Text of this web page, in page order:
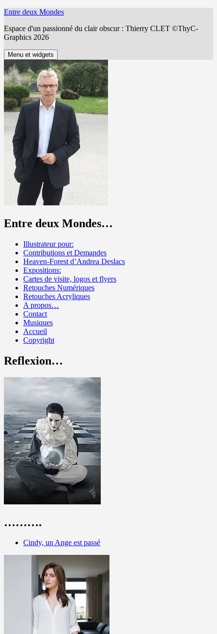
Aller
contenu
Entre deux Mondes
Espace d'un passionné du clair obscur : Thierry CLET ©ThyC-
Graphics 2026
Menu et widgets
Entre deux Mondes…
Illustrateur pour:
Contributions et Demandes
Heaven-Forest d’Andrea Deslacs
Expositions:
Cartes de visite, logos et flyers
Retouches Numériques
Retouches Acryliques
A propos…
Contact
Musiques
Accueil
Copyright
Reflexion…
……….
Cindy, un Ange est passé